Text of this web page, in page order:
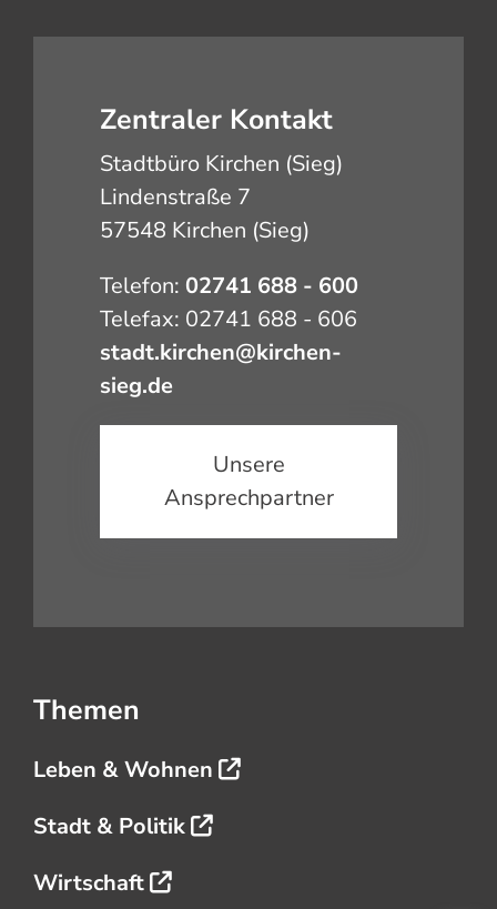
Zentraler Kontakt
Stadtbüro Kirchen (Sieg)
Lindenstraße 7
57548 Kirchen (Sieg)
Telefon: 02741 688 - 600
Telefax: 02741 688 - 606
stadt.kirchen@kirchen-
sieg.de
Unsere
Ansprechpartner
Themen
Leben & Wohnen
Stadt & Politik
Wirtschaft